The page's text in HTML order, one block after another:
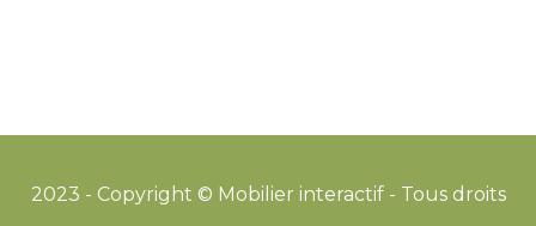
2023 - Copyright © Mobilier interactif - Tous droits